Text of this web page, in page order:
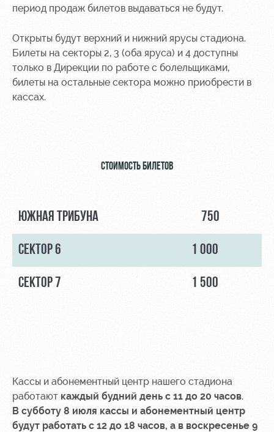
период продаж билетов выдаваться не будут.
Открыты будут верхний и нижний ярусы стадиона.
Билеты на секторы 2, 3 (оба яруса) и 4 доступны
только в Дирекции по работе с болельщиками,
билеты на остальные сектора можно приобрести в
кассах.
СТОИМОСТЬ БИЛЕТОВ
ЮЖНАЯ ТРИБУНА 750
СЕКТОР 6 1 000
СЕКТОР 7 1 500
Кассы и абонементный центр нашего стадиона
работают каждый будний день с 11 до 20 часов.
В субботу 8 июля кассы и абонементный центр
будут работать с 12 до 18 часов, а в воскресенье 9